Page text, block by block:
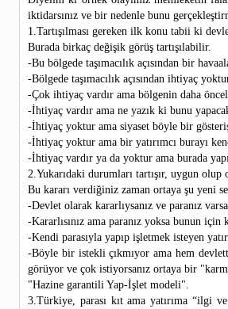
iktidarsınız ve bir nedenle bunu
1.Tartışılması gereken ilk konu tabii ki
Burada birkaç değişik görüş tartışılabilir.
-Bu bölgede taşımacılık açısından bir
-Bölgede taşımacılık açısından ihtiyaç
-Çok ihtiyaç vardır ama bölgenin daha
-İhtiyaç vardır ama ne yazık ki bunu
-İhtiyaç yoktur ama siyaset böyle bir
-İhtiyaç yoktur ama bir yatırımcı burayı
-İhtiyaç vardır ya da yoktur ama burada
2.Yukarıdaki durumları tartışır, uygun olup
Bu kararı verdiğiniz zaman ortaya şu yeni
-Devlet olarak kararlıysanız ve paranız
-Kararlısınız ama paranız yoksa bunun için
-Kendi parasıyla yapıp işletmek isteyen
-Böyle bir istekli çıkmıyor ama hem
görüyor ve çok istiyorsanız ortaya bir
"Hazine garantili Yap-İşlet modeli".
3.Türkiye, parası kıt ama yatırıma “ilgi